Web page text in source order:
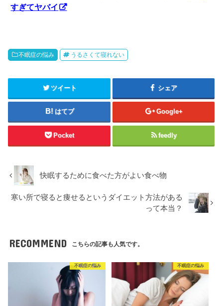
すぎてヤバイ
不眠症の悩み うるさくて寝れない
ツイート シェア
はてブ Google+
Pocket feedly
快眠するために食べた方がよい食べ物
寒い所で寝ると痩せるというダイエット方法がある
って本当？
RECOMMEND こちらの記事も人気です。
不眠症の悩み 不眠症の悩み